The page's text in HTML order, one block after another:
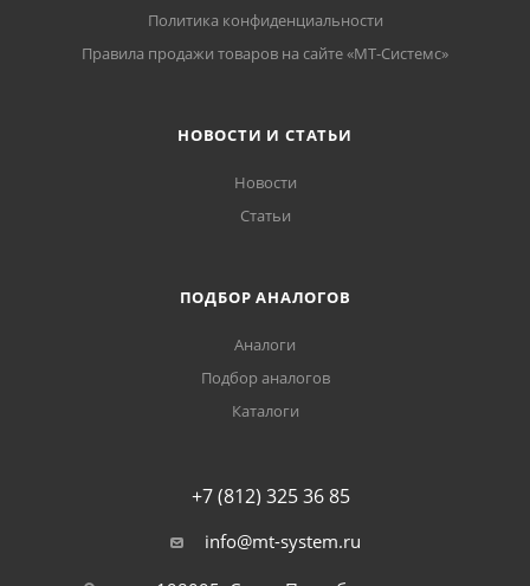
Политика конфиденциальности
Правила продажи товаров на сайте «МТ-Системс»
НОВОСТИ И СТАТЬИ
Новости
Статьи
ПОДБОР АНАЛОГОВ
Аналоги
Подбор аналогов
Каталоги
+7 (812) 325 36 85
info@mt-system.ru